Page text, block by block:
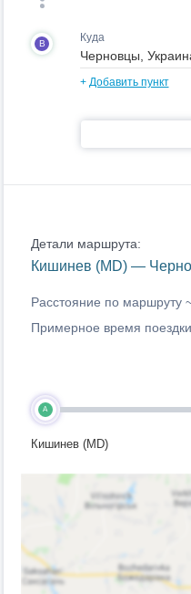
B Куда
+ Добавить пункт
Детали маршрута:
Кишинев (MD) —
Расстояние по маршруту
Примерное время
A
Кишинев (MD)